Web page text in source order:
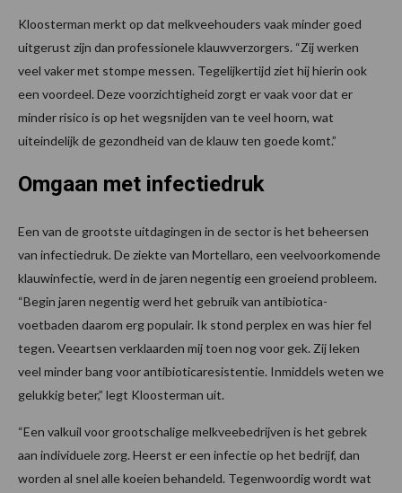
Kloosterman merkt op dat melkveehouders vaak minder goed
uitgerust zijn dan professionele klauwverzorgers. “Zij werken
veel vaker met stompe messen. Tegelijkertijd ziet hij hierin ook
een voordeel. Deze voorzichtigheid zorgt er vaak voor dat er
minder risico is op het wegsnijden van te veel hoorn, wat
uiteindelijk de gezondheid van de klauw ten goede komt.”
Omgaan met infectiedruk
Een van de grootste uitdagingen in de sector is het beheersen
van infectiedruk. De ziekte van Mortellaro, een veelvoorkomende
klauwinfectie, werd in de jaren negentig een groeiend probleem.
“Begin jaren negentig werd het gebruik van antibiotica-
voetbaden daarom erg populair. Ik stond perplex en was hier fel
tegen. Veeartsen verklaarden mij toen nog voor gek. Zij leken
veel minder bang voor antibioticaresistentie. Inmiddels weten we
gelukkig beter,” legt Kloosterman uit.
“Een valkuil voor grootschalige melkveebedrijven is het gebrek
aan individuele zorg. Heerst er een infectie op het bedrijf, dan
worden al snel alle koeien behandeld. Tegenwoordig wordt wat